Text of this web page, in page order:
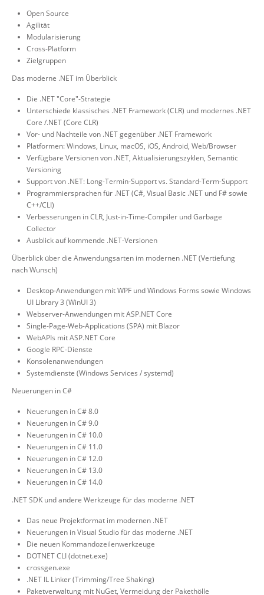
Open Source
Agilität
Modularisierung
Cross-Platform
Zielgruppen
Das moderne .NET im Überblick
Die .NET "Core"-Strategie
Unterschiede klassisches .NET Framework (CLR) und modernes .NET
Core /.NET (Core CLR)
Vor- und Nachteile von .NET gegenüber .NET Framework
Platformen: Windows, Linux, macOS, iOS, Android, Web/Browser
Verfügbare Versionen von .NET, Aktualisierungszyklen, Semantic
Versioning
Support von .NET: Long-Termin-Support vs. Standard-Term-Support
Programmiersprachen für .NET (C#, Visual Basic .NET und F# sowie
C++/CLI)
Verbesserungen in CLR, Just-in-Time-Compiler und Garbage
Collector
Ausblick auf kommende .NET-Versionen
Überblick über die Anwendungsarten im modernen .NET (Vertiefung
nach Wunsch)
Desktop-Anwendungen mit WPF und Windows Forms sowie Windows
UI Library 3 (WinUI 3)
Webserver-Anwendungen mit ASP.NET Core
Single-Page-Web-Applications (SPA) mit Blazor
WebAPIs mit ASP.NET Core
Google RPC-Dienste
Konsolenanwendungen
Systemdienste (Windows Services / systemd)
Neuerungen in C#
Neuerungen in C# 8.0
Neuerungen in C# 9.0
Neuerungen in C# 10.0
Neuerungen in C# 11.0
Neuerungen in C# 12.0
Neuerungen in C# 13.0
Neuerungen in C# 14.0
.NET SDK und andere Werkzeuge für das moderne .NET
Das neue Projektformat im modernen .NET
Neuerungen in Visual Studio für das moderne .NET
Die neuen Kommandozeilenwerkzeuge
DOTNET CLI (dotnet.exe)
crossgen.exe
.NET IL Linker (Trimming/Tree Shaking)
Paketverwaltung mit NuGet, Vermeidung der Pakethölle